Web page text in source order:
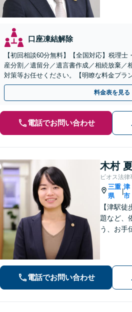
口座凍結解除
【初回相談60分無料】【全国対応】税理
産分割／遺留分／遺言書作成／相続放棄／
対策等お任せください。【明瞭な料金プラ
話相談可】
料金表を見る
電話でお問い合わせ
木村
ビオス法律
三重
県
|
津
市
【津駅
題など、
う、お手
電話でお問い合わせ